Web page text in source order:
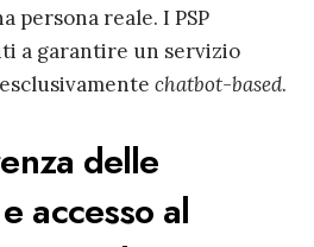
persona reale. I PSP
a garantire un servizio
chatbot-based.
delle
accesso al